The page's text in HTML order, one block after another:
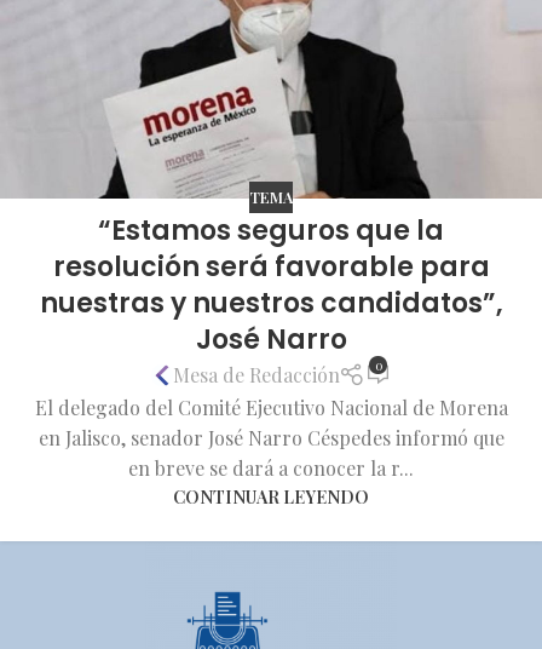
TEMA
“Estamos seguros que la
resolución será favorable para
nuestras y nuestros candidatos”,
José Narro
Mesa de Redacción 0
El delegado del Comité Ejecutivo Nacional de Morena
en Jalisco, senador José Narro Céspedes informó que
en breve se dará a conocer la r...
CONTINUAR LEYENDO